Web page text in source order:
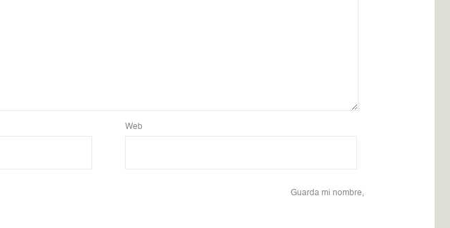
Web
Guarda mi nombre,